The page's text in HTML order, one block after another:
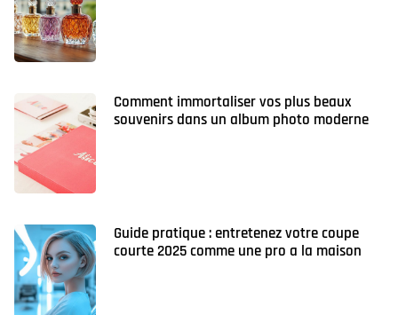
Comment immortaliser vos plus beaux
souvenirs dans un album photo moderne
Guide pratique : entretenez votre coupe
courte 2025 comme une pro a la maison